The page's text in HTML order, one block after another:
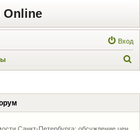
Online
Вход